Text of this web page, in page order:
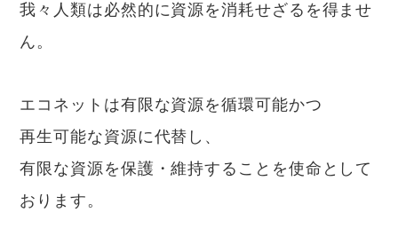
我々人類は必然的に資源を消耗せざるを得ませ
ん。
エコネットは有限な資源を循環可能かつ
再生可能な資源に代替し、
有限な資源を保護・維持することを使命として
おります。